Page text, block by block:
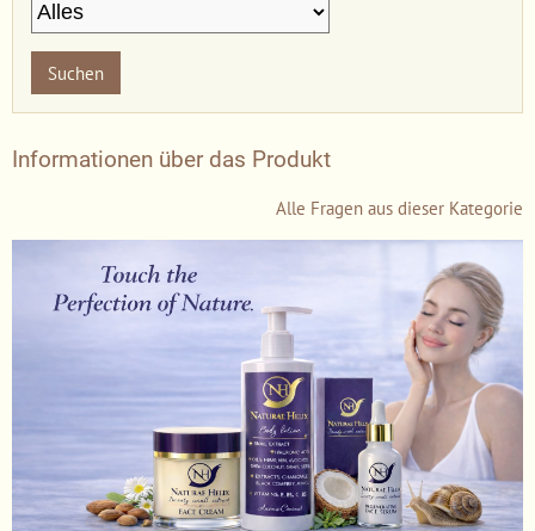
Suchen
Informationen über das Produkt
Alle Fragen aus dieser Kategorie